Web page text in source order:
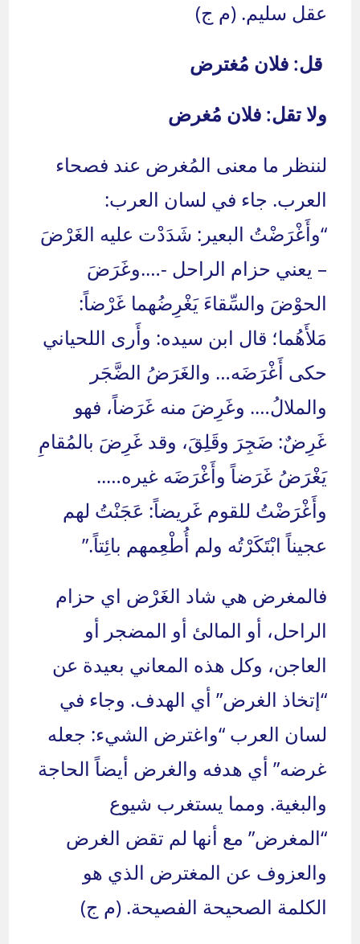
عقل سليم. (م ج)
قل: فلان مُغترض
ولا تقل: فلان مُغرض
لننظر ما معنى المُغرض عند فصحاء
العرب. جاء في لسان العرب:
“وأَغْرَضْتُ البعير: شَدَدْت عليه الغَرْضَ
– يعني حزام الراحل -….وغَرَضَ
الحوْضَ والسِّقاءَ يَغْرِضُهما غَرْضاً:
مَلأَهُما؛ قال ابن سيده: وأَرى اللحياني
حكى أَغْرَضَه… والغَرَضُ الضَّجَر
والملالُ…. وغَرِضَ منه غَرَضاً، فهو
غَرِضٌ: ضَجِرَ وقَلِقَ، وقد غَرِضَ بالمُقامِ
يَغْرَضُ غَرَضاً وأَغْرَضَه غيره…..
وأَغْرَضْتُ للقوم غَريضاً: عَجَنْتُ لهم
عجيناً ابْتَكَرْتُه ولم أُطْعِمهم بائِتاً.”
فالمغرض هي شاد الغَرْض اي حزام
الراحل، أو المالئ أو المضجر أو
العاجن، وكل هذه المعاني بعيدة عن
“إتخاذ الغرض” أي الهدف. وجاء في
لسان العرب “واغترض الشيء: جعله
غرضه” أي هدفه والغرض أيضاً الحاجة
والبغية. ومما يستغرب شيوع
“المغرض” مع أنها لم تقض الغرض
والعزوف عن المغترض الذي هو
الكلمة الصحيحة الفصيحة. (م ج)